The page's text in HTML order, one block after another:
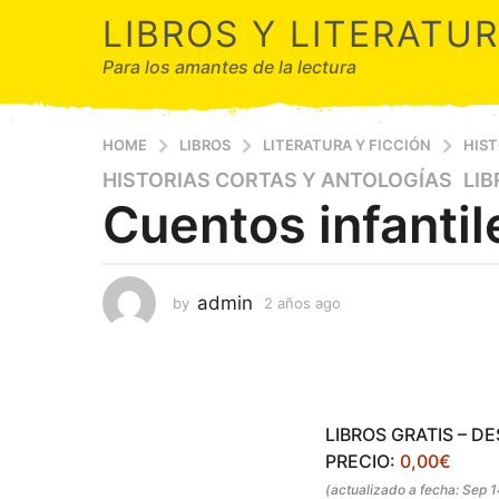
LIBROS Y
Para los amantes de la lectura
HOME LIBROS LITERATURA Y FICCIÓN
2
a
ñ
s
a
HISTORIAS CORTAS Y ANTOLOGÍAS ,
Cuentos
by admin 2 años ago
g
o
LIBROS GRATIS –
PRECIO: 0,00€
(actualizado a fecha: Sep